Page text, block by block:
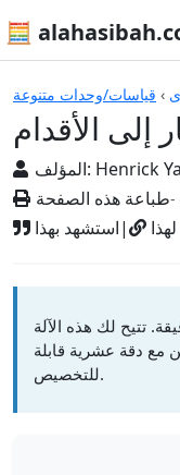
🧮
› قياسات/وحدات متنوعة
إلى الأقدام
المؤلف: Henrick
طباعة هذه الصفحة
استشهد بهذا|
الآلات الحاسبة
تتيح لك هذه الآلة
مع دقة عشرية قابلة
للتخصيص.